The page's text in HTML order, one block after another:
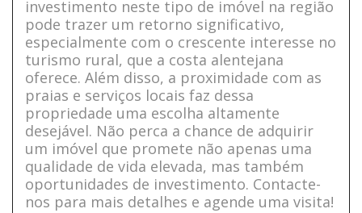
investimento neste tipo de imóvel na região
pode trazer um retorno significativo,
especialmente com o crescente interesse no
turismo rural, que a costa alentejana
oferece. Além disso, a proximidade com as
praias e serviços locais faz dessa
propriedade uma escolha altamente
desejável. Não perca a chance de adquirir
um imóvel que promete não apenas uma
qualidade de vida elevada, mas também
oportunidades de investimento. Contacte-
nos para mais detalhes e agende uma visita!